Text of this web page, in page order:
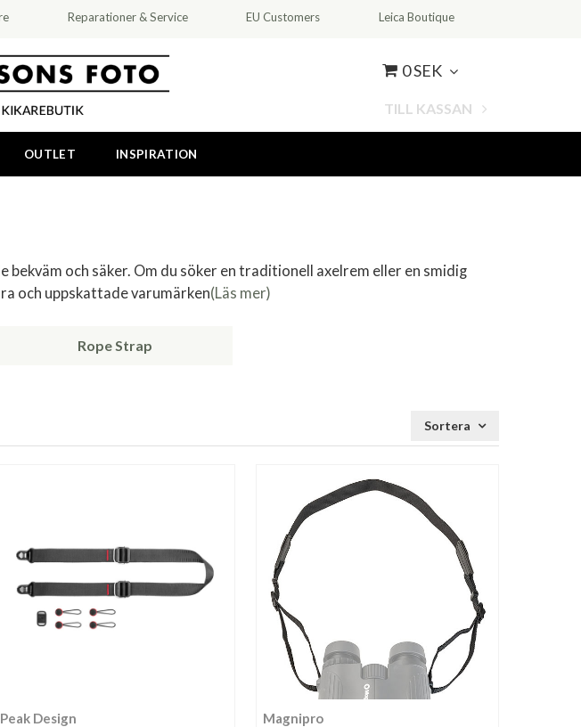
Reparationer & Service EU Customers Leica Boutique
0 SEK
TILL KASSAN
OUTLET INSPIRATION
och säker. Om du söker en traditionell axelrem eller en smidig
och uppskattade varumärken(Läs mer)
Rope Strap
Sortera
Peak Design Magnipro